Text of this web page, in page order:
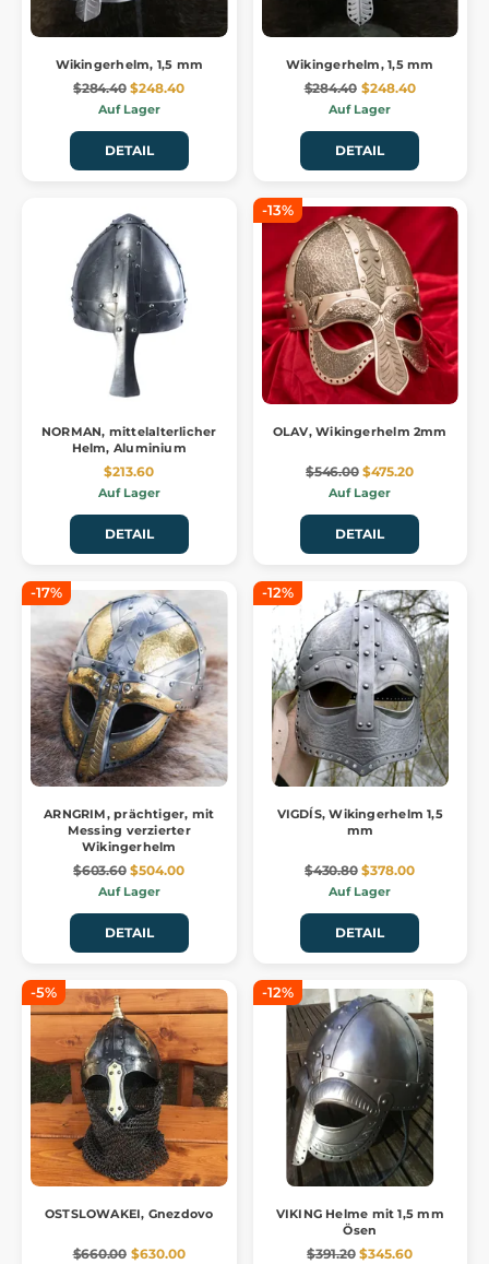
Wikingerhelm, 1,5 mm
$284.40 $248.40
Auf Lager
DETAIL
Wikingerhelm, 1,5 mm
$284.40 $248.40
Auf Lager
DETAIL
NORMAN, mittelalterlicher
Helm, Aluminium
$213.60
Auf Lager
DETAIL
-13%
OLAV, Wikingerhelm 2mm
$546.00 $475.20
Auf Lager
DETAIL
-17%
ARNGRIM, prächtiger, mit
Messing verzierter
Wikingerhelm
$603.60 $504.00
Auf Lager
DETAIL
-12%
VIGDÍS, Wikingerhelm 1,5
mm
$430.80 $378.00
Auf Lager
DETAIL
-5%
OSTSLOWAKEI, Gnezdovo
$660.00 $630.00
-12%
VIKING Helme mit 1,5 mm
Ösen
$391.20 $345.60